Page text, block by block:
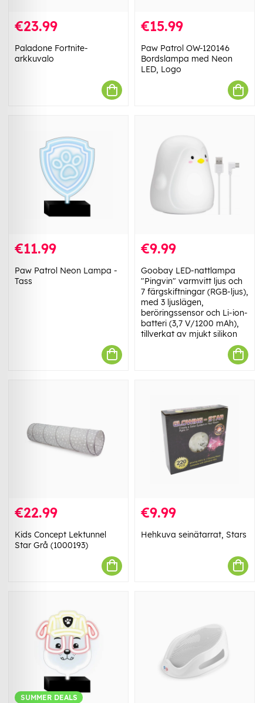
€23.99
Paladone Fortnite-
arkkuvalo
€15.99
Paw Patrol OW-120146
Bordslampa med Neon
LED, Logo
€11.99
Paw Patrol Neon Lampa -
Tass
€9.99
Goobay LED-nattlampa
"Pingvin" varmvitt ljus och
7 färgskiftningar (RGB-ljus),
med 3 ljuslägen,
beröringssensor och Li-ion-
batteri (3,7 V/1200 mAh),
tillverkat av mjukt silikon
€22.99
Kids Concept Lektunnel
Star Grå (1000193)
€9.99
Hehkuva seinätarrat, Stars
SUMMER DEALS